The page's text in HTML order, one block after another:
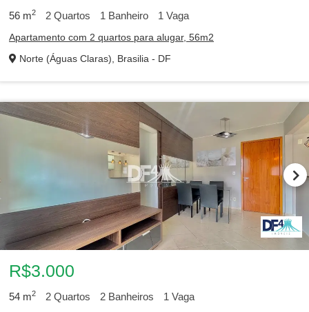
56 m2 2 Quartos 1 Banheiro 1 Vaga
Apartamento com 2 quartos para alugar, 56m2
Norte (Águas Claras), Brasilia - DF
R$3.000
54 m2 2 Quartos 2 Banheiros 1 Vaga